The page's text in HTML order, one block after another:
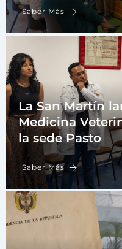
Saber Más
La San Martín
Medicina
la sede Pasto
Saber Más